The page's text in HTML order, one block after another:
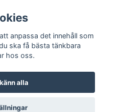
anpassa det innehåll som
ska få bästa tänkbara
hos oss.
alla